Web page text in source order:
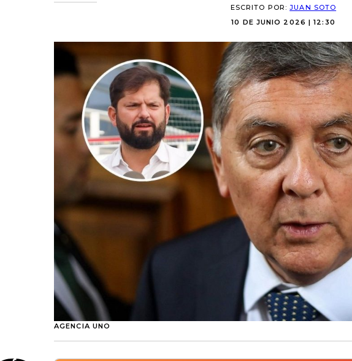
ESCRITO POR:JUAN SOTO
10 DE JUNIO 2026 | 12:30
AGENCIA UNO